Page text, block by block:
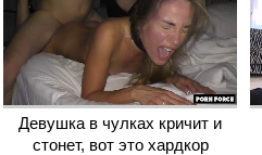
Девушка в чулках кричит и
стонет, вот это хардкор